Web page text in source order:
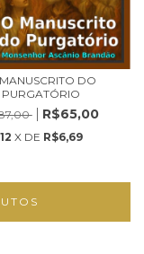
DO
PURGATÓRIO
R$65,00
12 X DE R$6,69